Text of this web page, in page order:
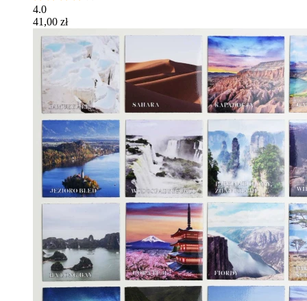
4.0
41,00 zł